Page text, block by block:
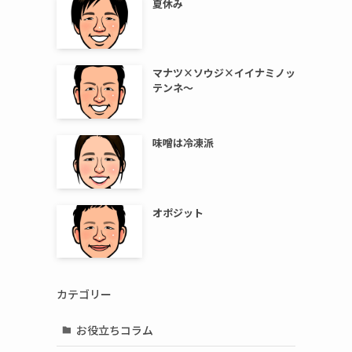
夏休み
マナツ×ソウジ×イイナミノッ
テンネ～
味噌は冷凍派
オポジット
カテゴリー
お役立ちコラム